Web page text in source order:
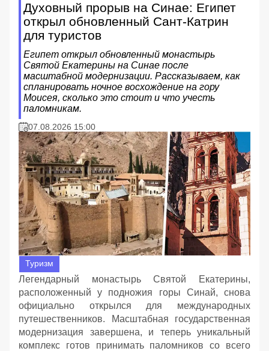
Духовный прорыв на Синае: Египет
открыл обновленный Сант-Катрин
для туристов
Египет открыл обновленный монастырь
Святой Екатерины на Синае после
масштабной модернизации. Рассказываем, как
спланировать ночное восхождение на гору
Моисея, сколько это стоит и что учесть
паломникам.
07.08.2026 15:00
Туризм
Легендарный монастырь Святой Екатерины,
расположенный у подножия горы Синай, снова
официально открылся для международных
путешественников. Масштабная государственная
модернизация завершена, и теперь уникальный
комплекс готов принимать паломников со всего